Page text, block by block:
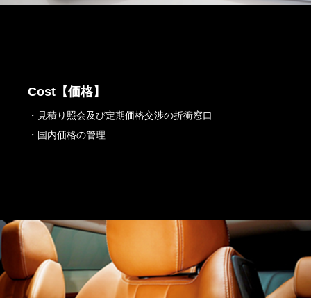
Cost【価格】
・見積り照会及び定期価格交渉の折衝窓口
・国内価格の管理